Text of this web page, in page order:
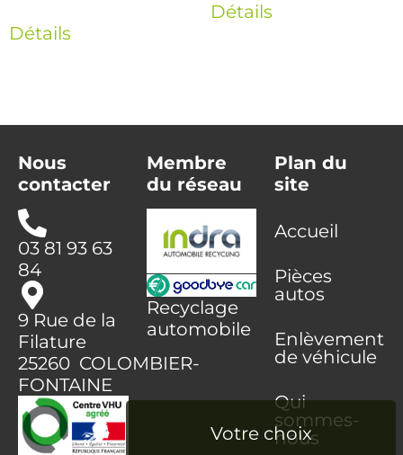
Détails
Détails
Nous
contacter
03 81 93 63
84
9 Rue de la
Filature
25260 COLOMBIER-
FONTAINE
Membre
du réseau
Recyclage
automobile
Plan du
site
Accueil
Pièces
autos
Enlèvement
de véhicule
Qui
sommes-
nous